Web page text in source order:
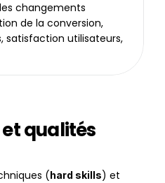
changements
de la conversion,
satisfaction utilisateurs,
qualités
(hard skills) et